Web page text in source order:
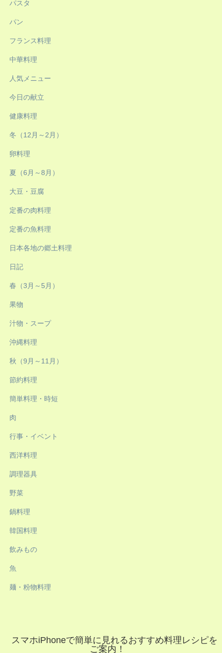
パスタ
パン
フランス料理
中華料理
人気メニュー
今日の献立
健康料理
冬（12月～2月）
卵料理
夏（6月～8月）
大豆・豆腐
定番の肉料理
定番の魚料理
日本各地の郷土料理
日記
春（3月～5月）
果物
汁物・スープ
沖縄料理
秋（9月～11月）
節約料理
簡単料理・時短
肉
行事・イベント
西洋料理
調理器具
野菜
鍋料理
韓国料理
飲みもの
魚
麺・粉物料理
スマホiPhoneで簡単に見れるおすすめ料理レシピを
ご案内！